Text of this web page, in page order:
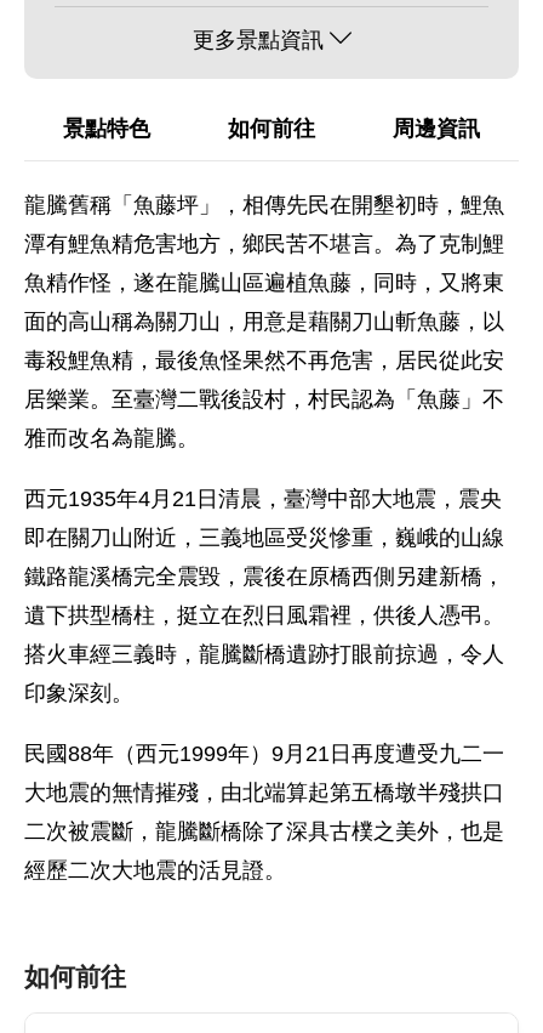
更多景點資訊
景點特色 如何前往 周邊資訊
龍騰舊稱「魚藤坪」，相傳先民在開墾初時，鯉魚
潭有鯉魚精危害地方，鄉民苦不堪言。為了克制鯉
魚精作怪，遂在龍騰山區遍植魚藤，同時，又將東
面的高山稱為關刀山，用意是藉關刀山斬魚藤，以
毒殺鯉魚精，最後魚怪果然不再危害，居民從此安
居樂業。至臺灣二戰後設村，村民認為「魚藤」不
雅而改名為龍騰。
西元1935年4月21日清晨，臺灣中部大地震，震央
即在關刀山附近，三義地區受災慘重，巍峨的山線
鐵路龍溪橋完全震毀，震後在原橋西側另建新橋，
遺下拱型橋柱，挺立在烈日風霜裡，供後人憑弔。
搭火車經三義時，龍騰斷橋遺跡打眼前掠過，令人
印象深刻。
民國88年（西元1999年）9月21日再度遭受九二一
大地震的無情摧殘，由北端算起第五橋墩半殘拱口
二次被震斷，龍騰斷橋除了深具古樸之美外，也是
經歷二次大地震的活見證。
如何前往